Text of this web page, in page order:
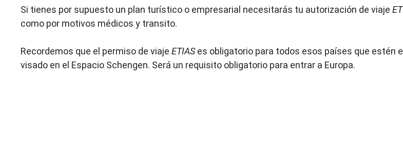
Si tienes por supuesto un plan turístico o empresarial necesitarás tu autorización de viaje
como por motivos médicos y transito.
Recordemos que el permiso de viaje ETIASes obligatorio para todos esos países que estén
visado en el Espacio Schengen. Será un requisito obligatorio para entrar a Europa.